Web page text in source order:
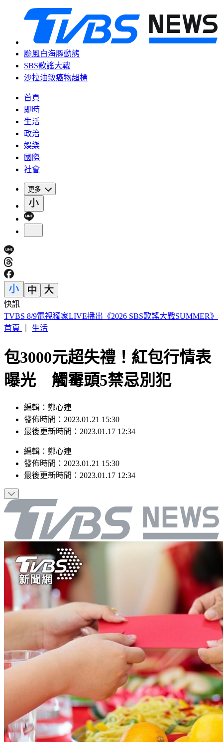
颱風白海豚動態
SBS歌謠大戰
沙拉油致癌物超標
首頁
即時
生活
政治
娛樂
國際
社會
更多
快訊
快訊／颱風白海豚「海警發布」！首波警戒範圍出爐
首頁
生活
包3000元超失禮！紅包行情表
曝光 觸霉頭5禁忌別犯
編輯：鄭心連
發佈時間：2023.01.21 15:30
最後更新時間：2023.01.17 12:34
編輯 ： 鄭心連
發佈時間： 2023.01.21 15:30
最後更新時間： 2023.01.17 12:34